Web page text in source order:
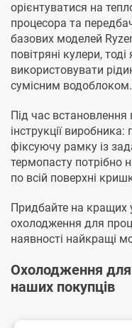
орієнтуватися на
процесора та
базових моделей
повітряні кулери,
використовувати
сумісним водоблоком.
Під час
інструкції
фіксуючу рамку із
термопасту потрібно
по всій поверхні
Придбайте на кращих
охолодження для
наявності найкращі
Охолодження для
наших покупців